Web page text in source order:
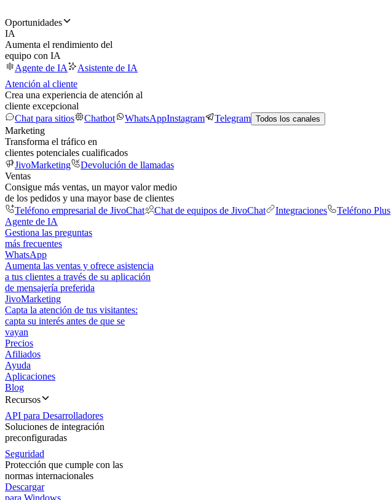
Oportunidades
IA
Aumenta el rendimiento del
equipo con IA
Agente de IA
Asistente de IA
Atención al cliente
Crea una experiencia de atención al
cliente excepcional
Chat para sitios
Chatbot WhatsAppInstagram Telegram Todos los canales
Marketing
Transforma el tráfico en
clientes potenciales cualificados
JivoMarketing
Devolución de llamadas
Ventas
Consigue más ventas, un mayor valor medio
de los pedidos y una mayor base de clientes
Teléfono empresarial de JivoChat
Chat de equipos de JivoChat Integraciones Teléfono Plus
Agente de IA
Gestiona las preguntas
más frecuentes
WhatsApp
Aumenta las ventas y ofrece asistencia
a tus clientes a través de su aplicación
de mensajería preferida
JivoMarketing
Capta la atención de tus visitantes:
capta su interés antes de que se
vayan
Precios
Afiliados
Ayuda
Aplicaciones
Blog
Recursos
API para Desarrolladores
Soluciones de integración
preconfiguradas
Seguridad
Protección que cumple con las
normas internacionales
Descargar
para Windows